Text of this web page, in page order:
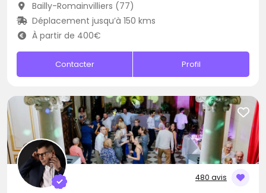
Bailly-Romainvilliers (77)
Déplacement jusqu’à 150 kms
À partir de 400€
Contacter Profil
480 avis